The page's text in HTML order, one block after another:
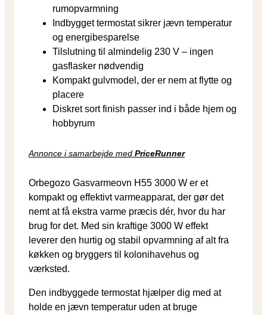
rumopvarmning
Indbygget termostat sikrer jævn temperatur
og energibesparelse
Tilslutning til almindelig 230 V – ingen
gasflasker nødvendig
Kompakt gulvmodel, der er nem at flytte og
placere
Diskret sort finish passer ind i både hjem og
hobbyrum
Annonce i samarbejde med PriceRunner
Orbegozo Gasvarmeovn H55 3000 W er et
kompakt og effektivt varmeapparat, der gør det
nemt at få ekstra varme præcis dér, hvor du har
brug for det. Med sin kraftige 3000 W effekt
leverer den hurtig og stabil opvarmning af alt fra
køkken og bryggers til kolonihavehus og
værksted.
Den indbyggede termostat hjælper dig med at
holde en jævn temperatur uden at bruge